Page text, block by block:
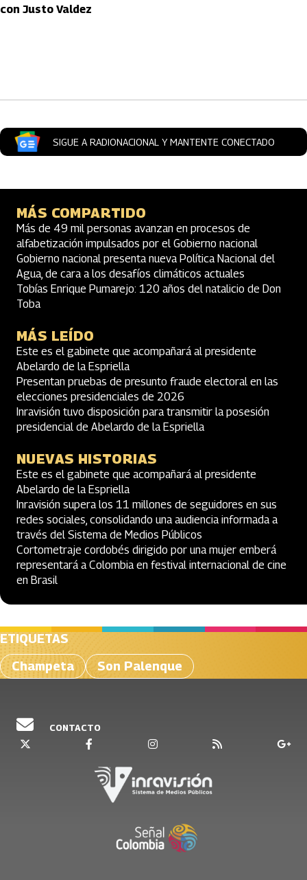
con Justo Valdez
SIGUE A RADIONACIONAL Y MANTENTE CONECTADO
MÁS COMPARTIDO
Más de 49 mil personas avanzan en procesos de
alfabetización impulsados por el Gobierno nacional
Gobierno nacional presenta nueva Política Nacional del
Agua, de cara a los desafíos climáticos actuales
Tobías Enrique Pumarejo: 120 años del natalicio de Don
Toba
MÁS LEÍDO
Este es el gabinete que acompañará al presidente
Abelardo de la Espriella
Presentan pruebas de presunto fraude electoral en las
elecciones presidenciales de 2026
Inravisión tuvo disposición para transmitir la posesión
presidencial de Abelardo de la Espriella
NUEVAS HISTORIAS
Este es el gabinete que acompañará al presidente
Abelardo de la Espriella
Inravisión supera los 11 millones de seguidores en sus
redes sociales, consolidando una audiencia informada a
través del Sistema de Medios Públicos
Cortometraje cordobés dirigido por una mujer emberá
representará a Colombia en festival internacional de cine
en Brasil
ETIQUETAS
Champeta
Son Palenque
CONTACTO